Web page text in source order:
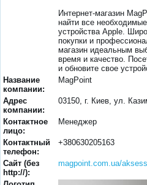
Интернет-магазин
найти все
устройства Apple.
покупки и
магазин идеальным
время и качество.
и обновите свое
Название
компании:
MagPoint
Адрес
компании:
03150, г. Киев, ул.
Контактное
лицо:
Менеджер
Контактный
телефон:
+380630205163
Сайт (без
http://):
magpoint.com.ua/